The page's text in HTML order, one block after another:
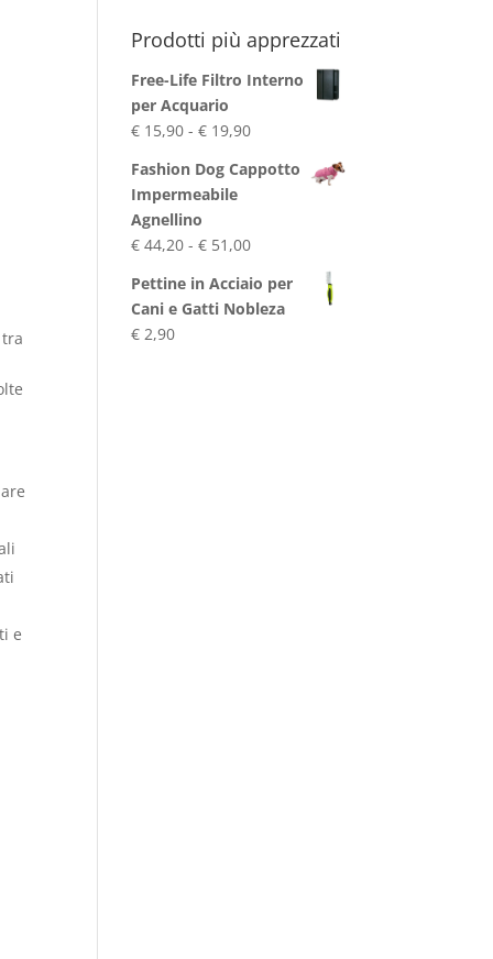
e
Prodotti più apprezzati
Free-Life Filtro Interno
per Acquario
€ 15,90 - € 19,90Fascia
prezzo:
€ 19,90
Fashion Dog Cappotto
Impermeabile
Agnellino
€ 44,20 - € 51,00Fascia
prezzo:
da
Pettine in Acciaio per
Cani e Gatti Nobleza
€ 2,90